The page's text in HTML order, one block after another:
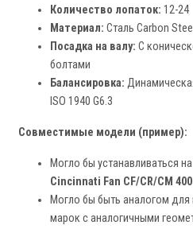
Количество лопаток: 12-24
Материал: Сталь Carbon
Посадка на валу: С
болтами
Балансировка:
ISO 1940 G6.3
Совместимые модели (пример):
Могло бы устанавливаться
Cincinnati Fan CF/CR/CM
Могло бы быть аналогом для
марок с аналогичными